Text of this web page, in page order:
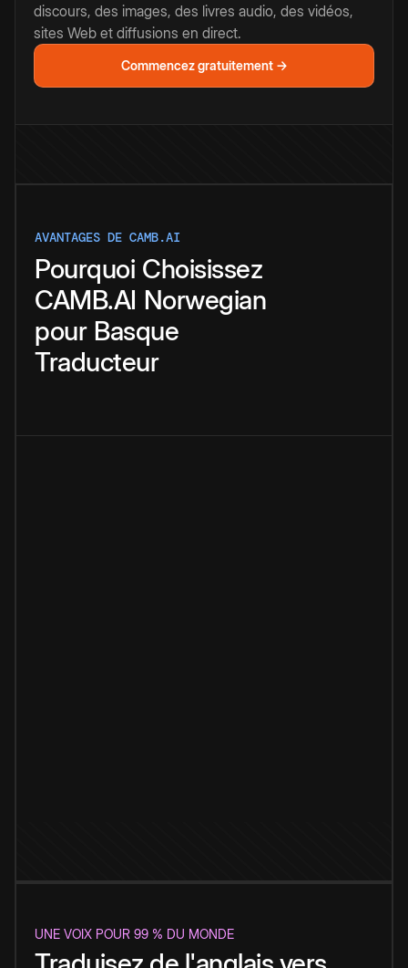
discours, des images, des livres audio, des vidéos,
sites Web et diffusions en direct.
Commencez gratuitement →
AVANTAGES DE CAMB.AI
Pourquoi Choisissez
CAMB.AI Norwegian
pour Basque
Traducteur
UNE VOIX POUR 99 % DU MONDE